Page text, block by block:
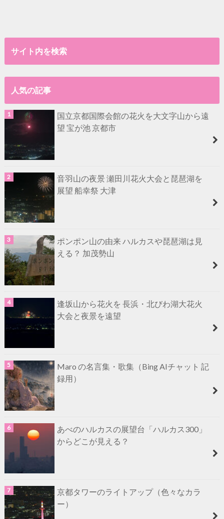
サイト内を検索
人気の記事
国立京都国際会館の花火を大文字山から遠
望 宝が池 京都市
音羽山の夜景 瀬田川花火大会と琵琶湖を
展望 船幸祭 大津
ポンポン山の由来 ハルカスや琵琶湖は見
える？ 加茂勢山
逢坂山から花火を 長浜・北びわ湖大花火
大会と夜景を遠望
Maro の名言集・歌集（Bing AIチャット 記
録用）
あべのハルカスの展望台「ハルカス300」
からどこが見える？
京都タワーのライトアップ（色々なカラ
ー）